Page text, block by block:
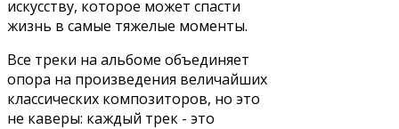
искусству, которое может спасти
жизнь в самые тяжелые моменты.
Все треки на альбоме объединяет
опора на произведения величайших
классических композиторов, но это
не каверы: каждый трек - это